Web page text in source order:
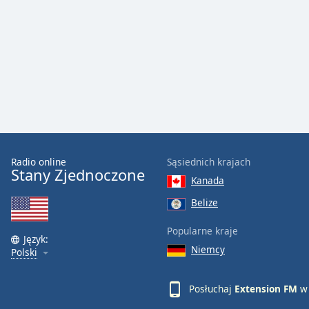
window.
Beginning
dialog
window.
Escape
will
Radio online
Stany Zjednoczone
Język:
Polski
Sąsiednich krajach
Kanada
Belize
Popularne kraje
Niemcy
Posłuchaj Extension FM